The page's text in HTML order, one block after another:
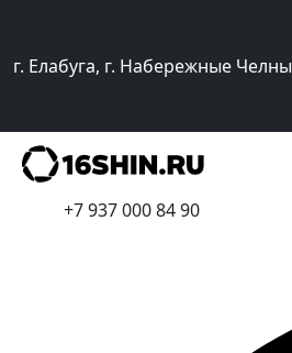
г. Елабуга, г. Набережные Челны
+7 937 000 84 90